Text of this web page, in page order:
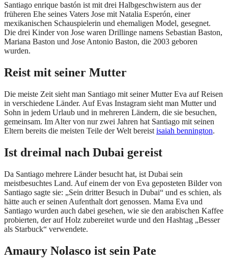
Santiago enrique bastón ist mit drei Halbgeschwistern aus der
früheren Ehe seines Vaters Jose mit Natalia Esperón, einer
mexikanischen Schauspielerin und ehemaligen Model, gesegnet.
Die drei Kinder von Jose waren Drillinge namens Sebastian Baston,
Mariana Baston und Jose Antonio Baston, die 2003 geboren
wurden.
Reist mit seiner Mutter
Die meiste Zeit sieht man Santiago mit seiner Mutter Eva auf Reisen
in verschiedene Länder. Auf Evas Instagram sieht man Mutter und
Sohn in jedem Urlaub und in mehreren Ländern, die sie besuchen,
gemeinsam. Im Alter von nur zwei Jahren hat Santiago mit seinen
Eltern bereits die meisten Teile der Welt bereist isaiah bennington.
Ist dreimal nach Dubai gereist
Da Santiago mehrere Länder besucht hat, ist Dubai sein
meistbesuchtes Land. Auf einem der von Eva geposteten Bilder von
Santiago sagte sie: „Sein dritter Besuch in Dubai“ und es schien, als
hätte auch er seinen Aufenthalt dort genossen. Mama Eva und
Santiago wurden auch dabei gesehen, wie sie den arabischen Kaffee
probierten, der auf Holz zubereitet wurde und den Hashtag „Besser
als Starbuck“ verwendete.
Amaury Nolasco ist sein Pate